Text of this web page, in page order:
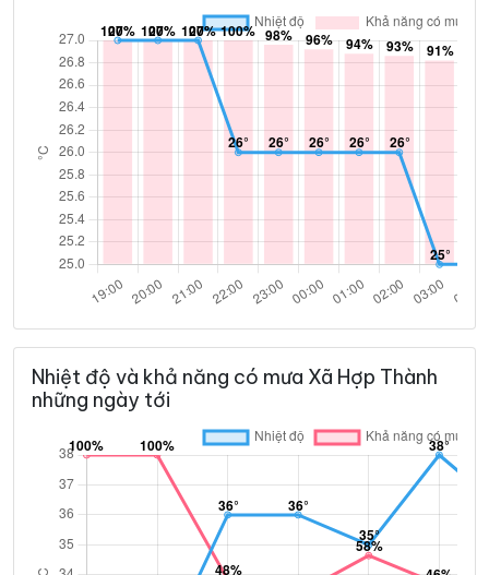
Nhiệt độ và khả năng có mưa Xã Hợp Thành
những ngày tới